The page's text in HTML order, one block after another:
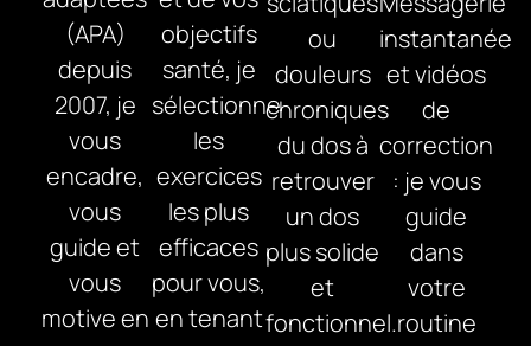
(APA)
depuis
2007, je
vous
encadre,
vous
guide et
vous
motive en
objectifs
santé, je
sélectionne
les
exercices
les plus
efficaces
pour vous,
en tenant
ou
douleurs
chroniques
du dos à
retrouver
un dos
plus solide
et
fonctionnel.
instantanée
et vidéos
de
correction
: je vous
guide
dans
votre
routine